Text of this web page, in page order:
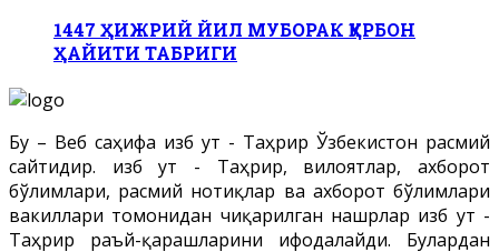
1447 ҲИЖРИЙ ЙИЛ МУБОРАК ҚУРБОН
ҲАЙИТИ ТАБРИГИ
Бу – Веб саҳифа Ҳизб ут - Таҳрир Ўзбекистон расмий
сайтидир. Ҳизб ут - Таҳрир, вилоятлар, ахборот
бўлимлари, расмий нотиқлар ва ахборот бўлимлари
вакиллари томонидан чиқарилган нашрлар Ҳизб ут -
Таҳрир раъй-қарашларини ифодалайди. Булардан